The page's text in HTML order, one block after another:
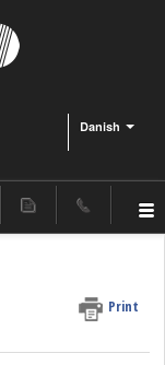
Danish
Print